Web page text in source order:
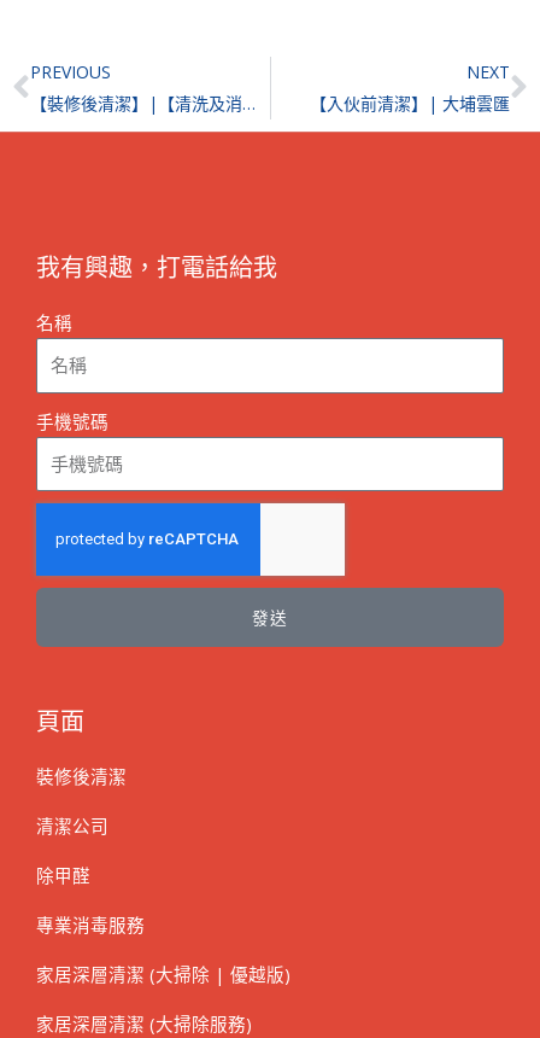
Prev
PREVIOUS
【裝修後清潔】|【清洗及消毒冷氣機】| 新蒲崗譽港灣
NEXT
【入伙前清潔】| 大埔雲匯
我有興趣，打電話給我
名稱
手機號碼
發送
頁面
裝修後清潔
清潔公司
除甲醛
專業消毒服務
家居深層清潔 (大掃除 | 優越版)
家居深層清潔 (大掃除服務)